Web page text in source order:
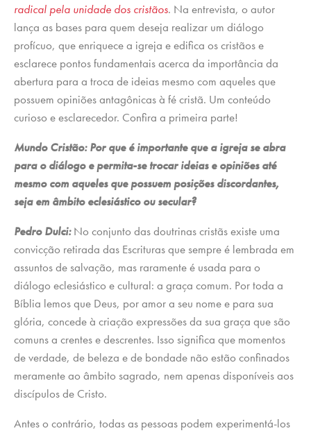
radical pela unidade dos cristãos. Na entrevista, o autor
lança as bases para quem deseja realizar um diálogo
profícuo, que enriquece a igreja e edifica os cristãos e
esclarece pontos fundamentais acerca da importância da
abertura para a troca de ideias mesmo com aqueles que
possuem opiniões antagônicas à fé cristã. Um conteúdo
curioso e esclarecedor. Confira a primeira parte!
Mundo Cristão: Por que é importante que a igreja se abra
para o diálogo e permita-se trocar ideias e opiniões até
mesmo com aqueles que possuem posições discordantes,
seja em âmbito eclesiástico ou secular?
Pedro Dulci:No conjunto das doutrinas cristãs existe uma
convicção retirada das Escrituras que sempre é lembrada em
assuntos de salvação, mas raramente é usada para o
diálogo eclesiástico e cultural: a graça comum. Por toda a
Bíblia lemos que Deus, por amor a seu nome e para sua
glória, concede à criação expressões da sua graça que são
comuns a crentes e descrentes. Isso significa que momentos
de verdade, de beleza e de bondade não estão confinados
meramente ao âmbito sagrado, nem apenas disponíveis aos
discípulos de Cristo.
Antes o contrário, todas as pessoas podem experimentá-los